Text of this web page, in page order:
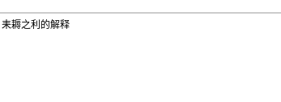
耨之利的解释